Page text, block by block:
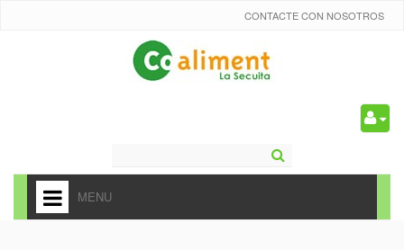
CONTACTE CON NOSOTROS
MENU